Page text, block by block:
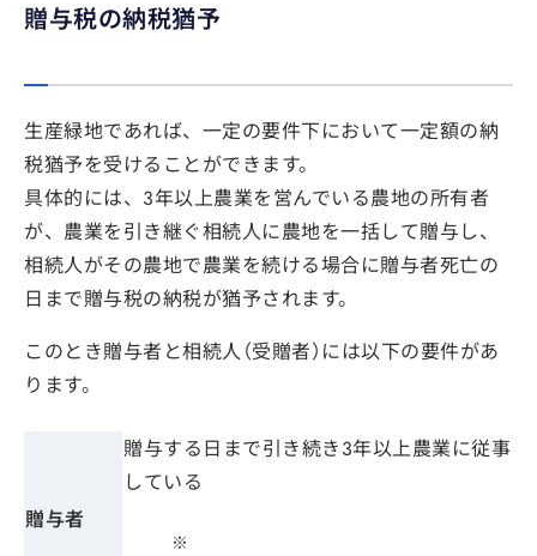
贈与税の納税猶予
生産緑地であれば、一定の要件下において一定額の納
税猶予を受けることができます。
具体的には、3年以上農業を営んでいる農地の所有者
が、農業を引き継ぐ相続人に農地を一括して贈与し、
相続人がその農地で農業を続ける場合に贈与者死亡の
日まで贈与税の納税が猶予されます。
このとき贈与者と相続人（受贈者）には以下の要件があ
ります。
贈与者
贈与する日まで引き続き3年以上農業に従事
している
※